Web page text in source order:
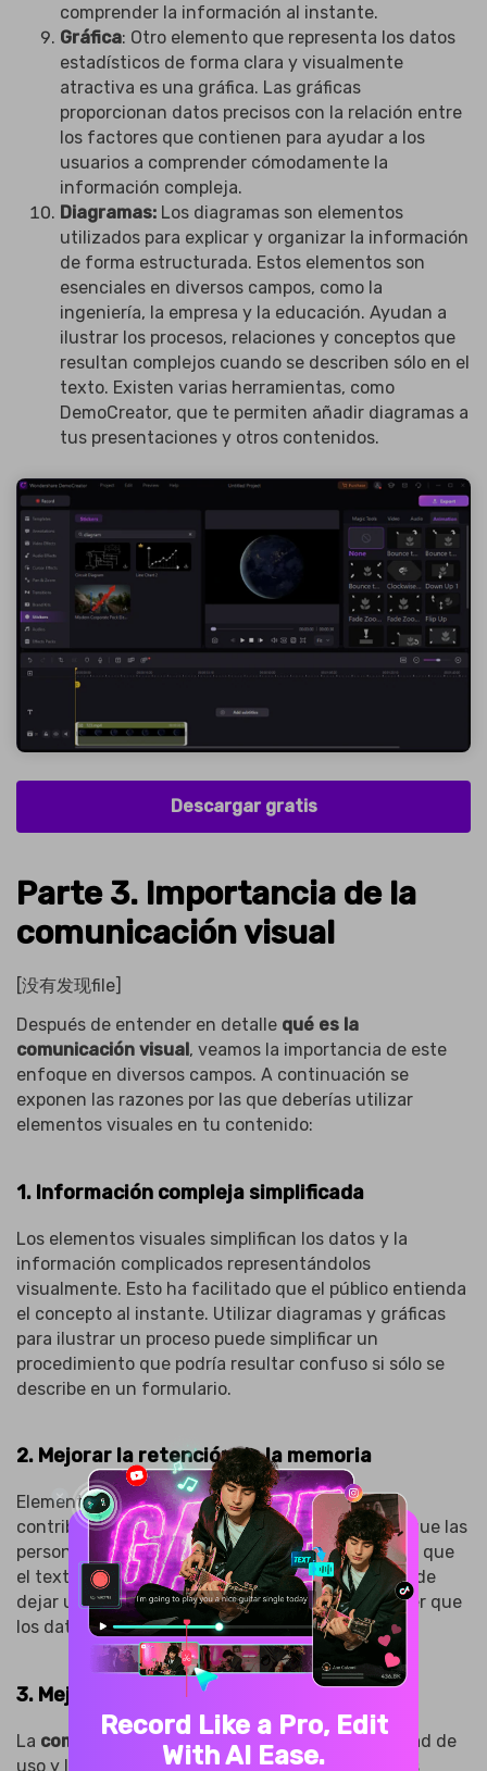
comprender la información al instante.
Gráfica: Otro elemento que representa los datos
estadísticos de forma clara y visualmente
atractiva es una gráfica. Las gráficas
proporcionan datos precisos con la relación entre
los factores que contienen para ayudar a los
usuarios a comprender cómodamente la
información compleja.
Diagramas: Los diagramas son elementos
utilizados para explicar y organizar la información
de forma estructurada. Estos elementos son
esenciales en diversos campos, como la
ingeniería, la empresa y la educación. Ayudan a
ilustrar los procesos, relaciones y conceptos que
resultan complejos cuando se describen sólo en el
texto. Existen varias herramientas, como
DemoCreator, que te permiten añadir diagramas a
tus presentaciones y otros contenidos.
Descargar gratis
Parte 3. Importancia de la
comunicación visual
[没有发现file]
Después de entender en detalle qué es la
comunicación visual , veamos la importancia de este
enfoque en diversos campos. A continuación se
exponen las razones por las que deberías utilizar
elementos visuales en tu contenido:
1. Información compleja simplificada
Los elementos visuales simplifican los datos y la
información complicados representándolos
visualmente. Esto ha facilitado que el público entienda
el concepto al instante. Utilizar diagramas y gráficas
para ilustrar un proceso puede simplificar un
procedimiento que podría resultar confuso si sólo se
describe en un formulario.
2. Mejorar la retención de la memoria
Elementos como los gráficos y las imágenes
contribuyen a mejorar la retención de datos, ya que las
personas recuerdan mejor los elementos visuales que
el texto. Un contenido visual bien formulado puede
dejar un impacto duradero en los usuarios y hacer que
los datos sean memorables.
3. Mejor accesibilidad
La comunicación visualpuede mejorar la facilidad de
uso y la accesibilidad para personas con distintos
Record Like a Pro, Edit
With AI Ease.